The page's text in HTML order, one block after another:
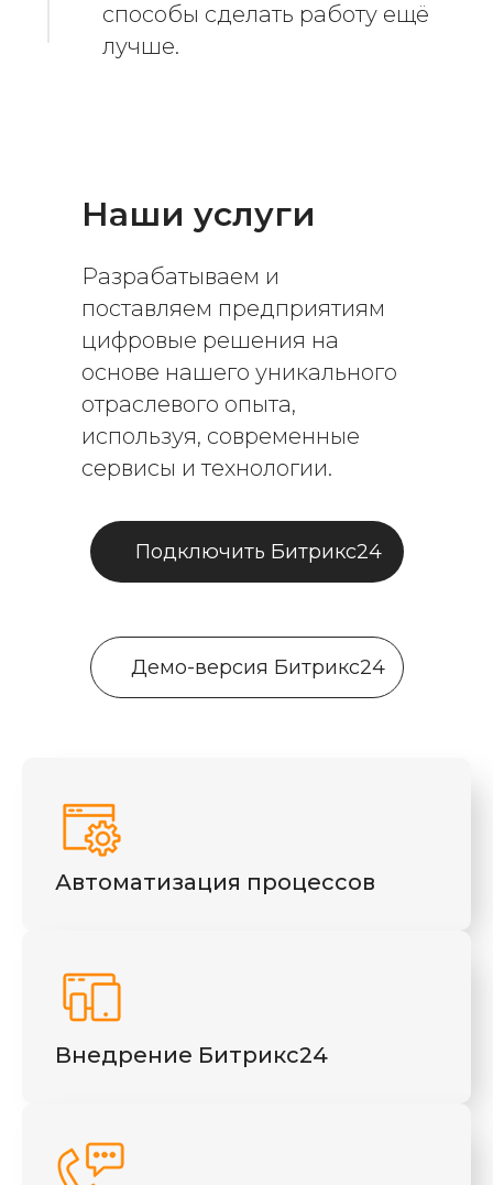
способы сделать работу ещё
лучше.
Наши услуги
Разрабатываем и
поставляем предприятиям
цифровые решения на
основе нашего уникального
отраслевого опыта,
используя, современные
сервисы и технологии.
Подключить Битрикс24
Демо-версия Битрикс24
Автоматизация процессов
Внедрение Битрикс24